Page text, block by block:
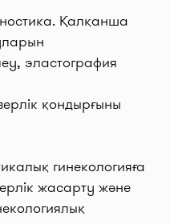
Қалқанша
эластография
қондырғыны
гинекологияға
жасарту және